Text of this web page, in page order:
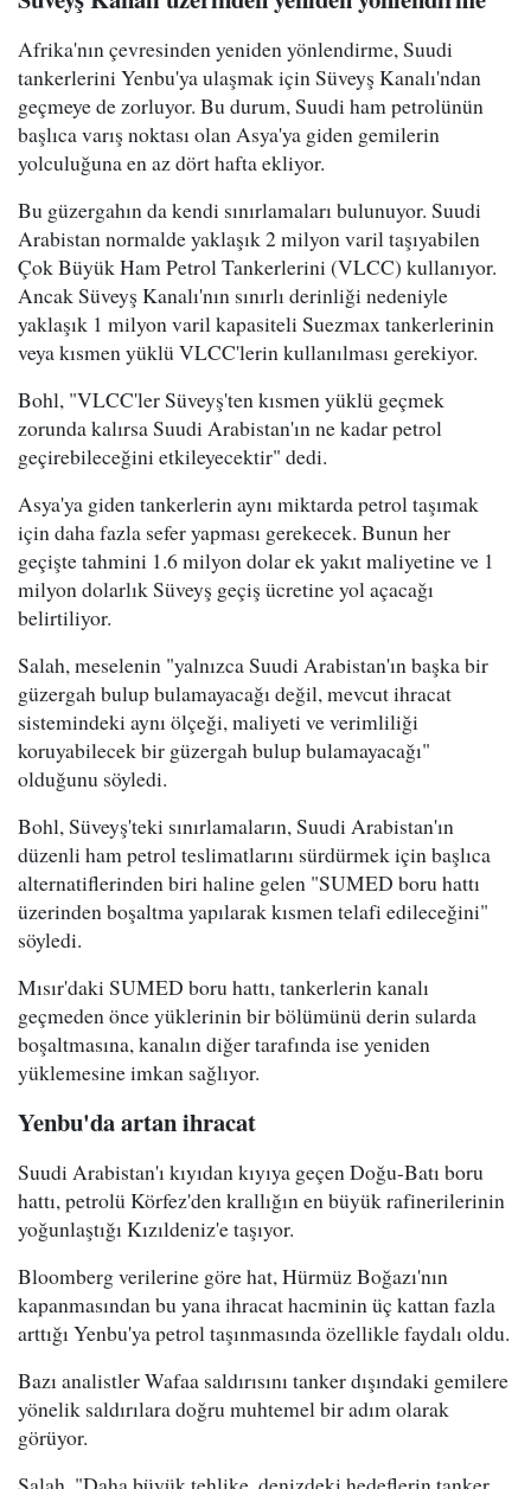
Afrika'nın çevresinden yeniden yönlendirme, Suudi
tankerlerini Yenbu'ya ulaşmak için Süveyş Kanalı'ndan
geçmeye de zorluyor. Bu durum, Suudi ham petrolünün
başlıca varış noktası olan Asya'ya giden gemilerin
yolculuğuna en az dört hafta ekliyor.
Bu güzergahın da kendi sınırlamaları bulunuyor. Suudi
Arabistan normalde yaklaşık 2 milyon varil taşıyabilen
Çok Büyük Ham Petrol Tankerlerini (VLCC) kullanıyor.
Ancak Süveyş Kanalı'nın sınırlı derinliği nedeniyle
yaklaşık 1 milyon varil kapasiteli Suezmax tankerlerinin
veya kısmen yüklü VLCC'lerin kullanılması gerekiyor.
Bohl, "VLCC'ler Süveyş'ten kısmen yüklü geçmek
zorunda kalırsa Suudi Arabistan'ın ne kadar petrol
geçirebileceğini etkileyecektir" dedi.
Asya'ya giden tankerlerin aynı miktarda petrol taşımak
için daha fazla sefer yapması gerekecek. Bunun her
geçişte tahmini 1.6 milyon dolar ek yakıt maliyetine ve 1
milyon dolarlık Süveyş geçiş ücretine yol açacağı
belirtiliyor.
Salah, meselenin "yalnızca Suudi Arabistan'ın başka bir
güzergah bulup bulamayacağı değil, mevcut ihracat
sistemindeki aynı ölçeği, maliyeti ve verimliliği
koruyabilecek bir güzergah bulup bulamayacağı"
olduğunu söyledi.
Bohl, Süveyş'teki sınırlamaların, Suudi Arabistan'ın
düzenli ham petrol teslimatlarını sürdürmek için başlıca
alternatiflerinden biri haline gelen "SUMED boru hattı
üzerinden boşaltma yapılarak kısmen telafi edileceğini"
söyledi.
Mısır'daki SUMED boru hattı, tankerlerin kanalı
geçmeden önce yüklerinin bir bölümünü derin sularda
boşaltmasına, kanalın diğer tarafında ise yeniden
yüklemesine imkan sağlıyor.
Yenbu'da artan ihracat
Suudi Arabistan'ı kıyıdan kıyıya geçen Doğu-Batı boru
hattı, petrolü Körfez'den krallığın en büyük rafinerilerinin
yoğunlaştığı Kızıldeniz'e taşıyor.
Bloomberg verilerine göre hat, Hürmüz Boğazı'nın
kapanmasından bu yana ihracat hacminin üç kattan fazla
arttığı Yenbu'ya petrol taşınmasında özellikle faydalı oldu.
Bazı analistler Wafaa saldırısını tanker dışındaki gemilere
yönelik saldırılara doğru muhtemel bir adım olarak
görüyor.